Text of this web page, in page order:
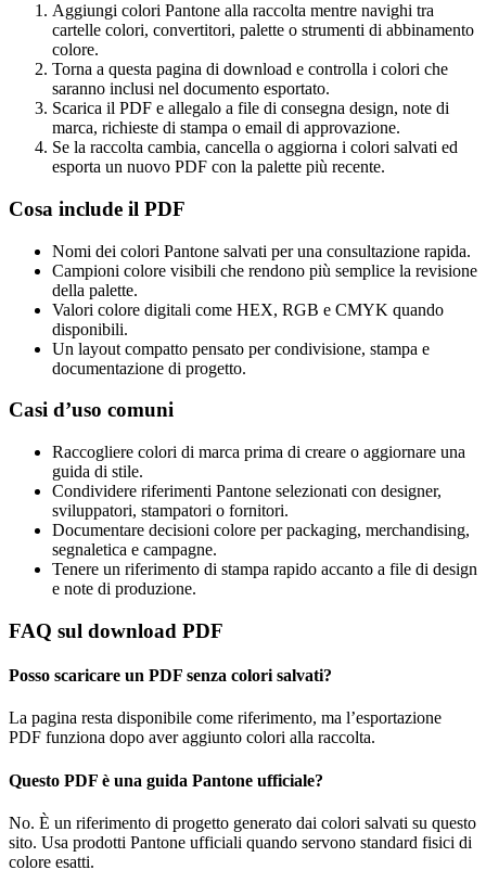
Aggiungi colori Pantone alla raccolta mentre navighi tra
cartelle colori, convertitori, palette o strumenti di abbinamento
colore.
Torna a questa pagina di download e controlla i colori che
saranno inclusi nel documento esportato.
Scarica il PDF e allegalo a file di consegna design, note di
marca, richieste di stampa o email di approvazione.
Se la raccolta cambia, cancella o aggiorna i colori salvati ed
esporta un nuovo PDF con la palette più recente.
Cosa include il PDF
Nomi dei colori Pantone salvati per una consultazione rapida.
Campioni colore visibili che rendono più semplice la revisione
della palette.
Valori colore digitali come HEX, RGB e CMYK quando
disponibili.
Un layout compatto pensato per condivisione, stampa e
documentazione di progetto.
Casi d’uso comuni
Raccogliere colori di marca prima di creare o aggiornare una
guida di stile.
Condividere riferimenti Pantone selezionati con designer,
sviluppatori, stampatori o fornitori.
Documentare decisioni colore per packaging, merchandising,
segnaletica e campagne.
Tenere un riferimento di stampa rapido accanto a file di design
e note di produzione.
FAQ sul download PDF
Posso scaricare un PDF senza colori salvati?
La pagina resta disponibile come riferimento, ma l’esportazione
PDF funziona dopo aver aggiunto colori alla raccolta.
Questo PDF è una guida Pantone ufficiale?
No. È un riferimento di progetto generato dai colori salvati su questo
sito. Usa prodotti Pantone ufficiali quando servono standard fisici di
colore esatti.